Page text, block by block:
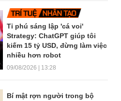
Tỉ phú sáng lập 'cá voi'
Strategy: ChatGPT giúp tôi
kiếm 15 tỷ USD, đừng làm việc
nhiều hơn robot
09/08/2026 | 13:28
Bí mật rợn người trong bộ